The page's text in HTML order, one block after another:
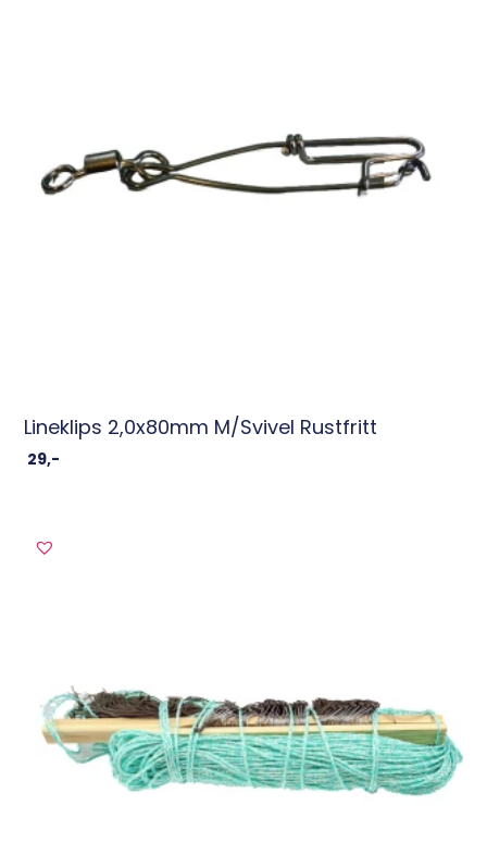
Lineklips 2,0x80mm M/svivel Rustfritt
29,-